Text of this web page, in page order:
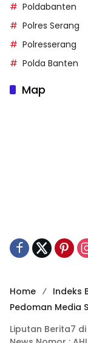
Poldabanten
Polres Serang
Polresserang
Polda Banten
Map
Home Indeks
Pedoman Media
Liputan Berita7